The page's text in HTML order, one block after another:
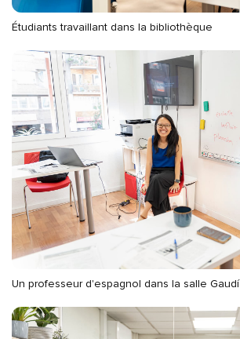
Étudiants travaillant dans la bibliothèque
Un professeur d'espagnol dans la salle Gaudí